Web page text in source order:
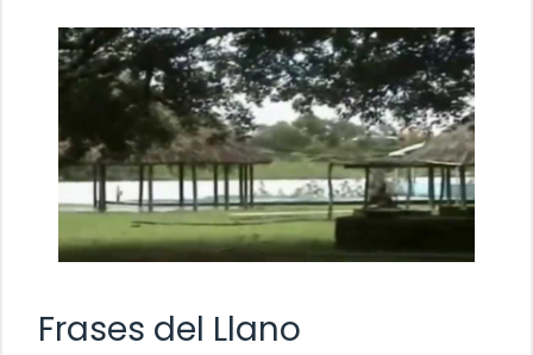
Frases del Llano